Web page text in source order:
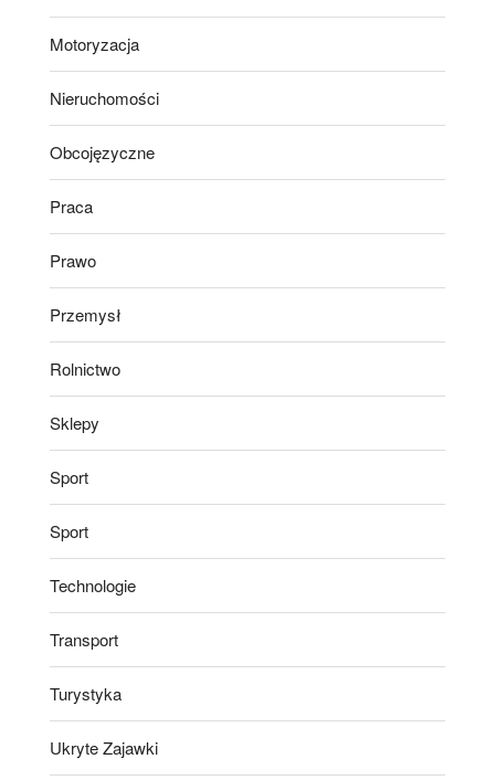
Motoryzacja
Nieruchomości
Obcojęzyczne
Praca
Prawo
Przemysł
Rolnictwo
Sklepy
Sport
Sport
Technologie
Transport
Turystyka
Ukryte Zajawki